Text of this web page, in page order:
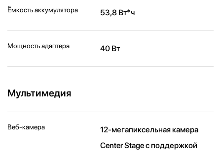
Ёмкость аккумулятора 53,8 Вт*ч
Мощность адаптера 40 Вт
Мультимедия
Веб-камера
12-мегапиксельная камера
Center Stage с поддержкой